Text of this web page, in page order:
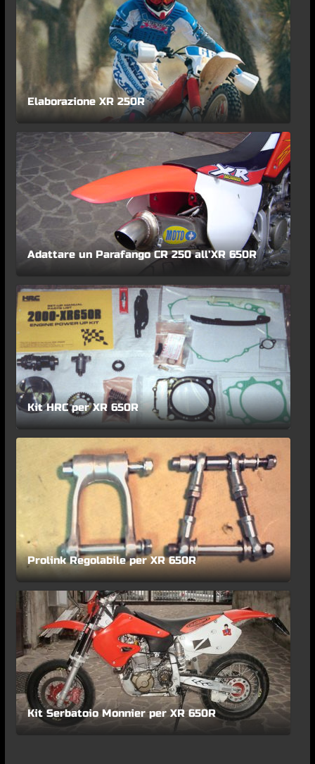
Elaborazione XR 250R
Adattare un Parafango CR 250 all’XR 650R
Kit HRC per XR 650R
Prolink Regolabile per XR 650R
Kit Serbatoio Monnier per XR 650R